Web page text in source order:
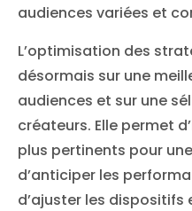
audiences variées et
L’optimisation des
désormais sur une
audiences et sur une
créateurs. Elle permet
plus pertinents pour
d’anticiper les
d’ajuster les